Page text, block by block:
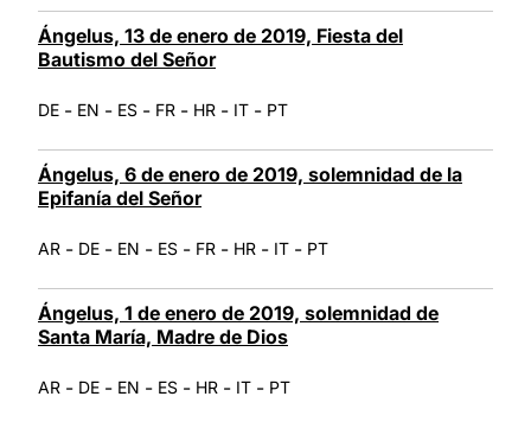
Ángelus, 13 de enero de 2019, Fiesta del
Bautismo del Señor
DE - EN - ES - FR - HR - IT - PT
Ángelus, 6 de enero de 2019, solemnidad de la
Epifanía del Señor
AR - DE - EN - ES - FR - HR - IT - PT
Ángelus, 1 de enero de 2019, solemnidad de
Santa María, Madre de Dios
AR - DE - EN - ES - HR - IT - PT